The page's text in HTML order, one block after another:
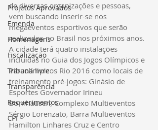
Projetos Aprovados
Emenda
Homenagens
Fiscalização
Tribuna livre
Transparência
Requerimentos
CPI
de diversas organizações e pessoas,
vem buscando inserir-se nos
megaeventos esportivos que serão
realizados no Brasil nos próximos anos.
A cidade terá quatro instalações
incluídas no Guia dos Jogos Olímpicos e
Paraolímpicos Rio 2016 como locais de
treinamento pré-jogos: Ginásio de
Esportes Governador Irineu
Bornhausen, Complexo Multieventos
Sérgio Lorenzato, Barra Multieventos
Hamilton Linhares Cruz e Centro